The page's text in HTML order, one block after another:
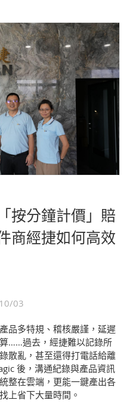
按分鐘計價」賠
商經捷如何高效
03
多特規、稽核嚴謹，延遲
……過去，經捷難以記錄所
散亂，甚至還得打電話給離
後，溝通紀錄與產品資訊
整在雲端，更能一鍵產出各
上省下大量時間。